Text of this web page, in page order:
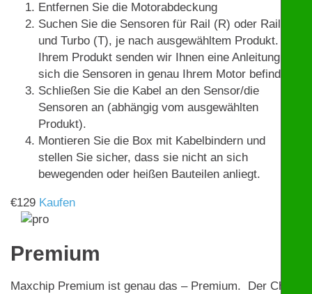
Entfernen Sie die Motorabdeckung
Suchen Sie die Sensoren für Rail (R) oder Rail (R)
und Turbo (T), je nach ausgewähltem Produkt. Mit
Ihrem Produkt senden wir Ihnen eine Anleitung, wo
sich die Sensoren in genau Ihrem Motor befinden.
Schließen Sie die Kabel an den Sensor/die
Sensoren an (abhängig vom ausgewählten
Produkt).
Montieren Sie die Box mit Kabelbindern und
stellen Sie sicher, dass sie nicht an sich
bewegenden oder heißen Bauteilen anliegt.
€129 Kaufen
Premium
Maxchip Premium ist genau das – Premium. Der Chip